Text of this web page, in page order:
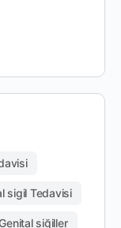
sigil Tedavisi
siğiller